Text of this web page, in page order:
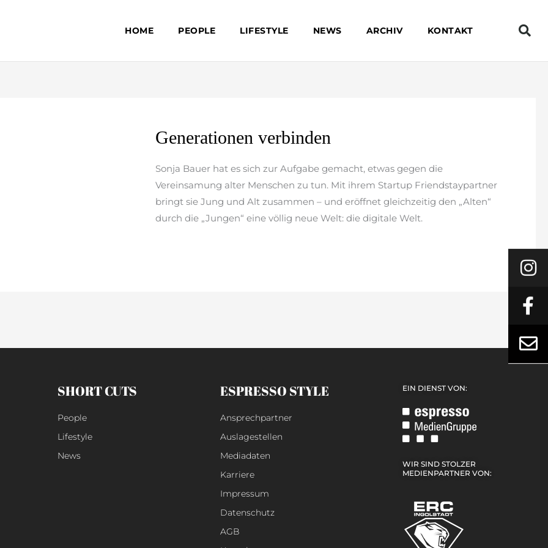
HOME PEOPLE LIFESTYLE NEWS ARCHIV KONTAKT
Generationen verbinden
Sonja Bauer hat es sich zur Aufgabe gemacht, etwas gegen die
Vereinsamung alter Menschen zu tun. Mit ihrem Startup Friendstaypartner
bringt sie Jung und Alt zusammen – und eröffnet gleichzeitig den „Alten“
durch die „Jungen“ eine völlig neue Welt: die digitale Welt.
Generationen
SHORT CUTS
People
Lifestyle
News
ESPRESSO STYLE
Ansprechpartner
Auslagestellen
Mediadaten
Karriere
Impressum
Datenschutz
AGB
EIN DIENST VON:
WIR SIND STOLZER
MEDIENPARTNER VON: